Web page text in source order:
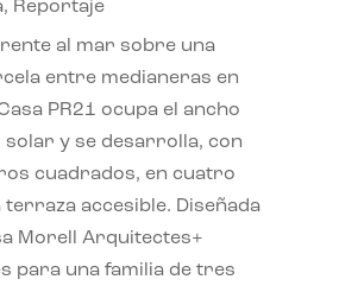
, Reportaje
al mar sobre una
entre medianeras en
PR21 ocupa el ancho
solar y se desarrolla, con
cuadrados, en cuatro
terraza accesible. Diseñada
Morell Arquitectes+
para una familia de tres